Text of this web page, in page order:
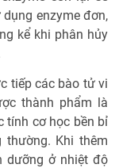
enzyme đơn,
kể khi phân hủy
tiếp các bào tử vi
thành phẩm là
tính cơ học bền bỉ
thường. Khi thêm
dưỡng ở nhiệt độ